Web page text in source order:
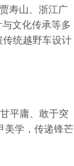
寿山、浙江广
文化传承等多
传统越野车设计
平庸、敢于突
美学，传递锋芒